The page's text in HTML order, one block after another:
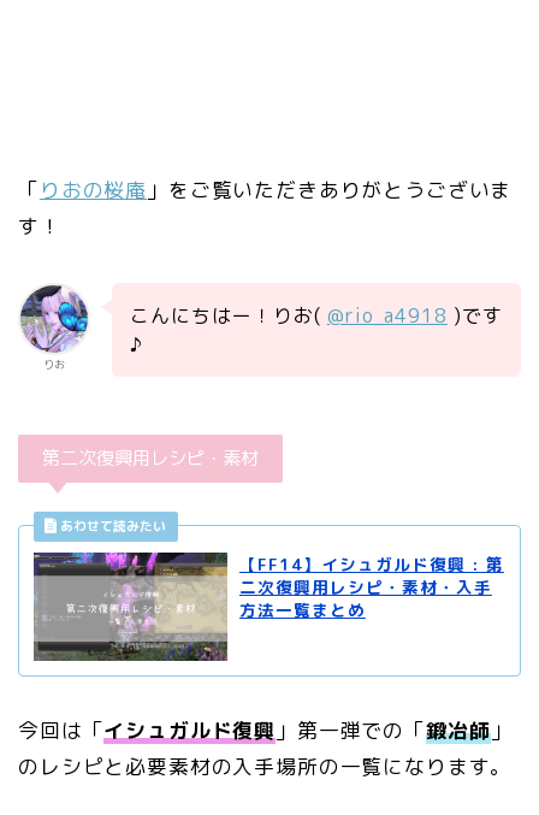
「 りおの桜庵 」をご覧いただきありがとうございま
す！
りお
こんにちはー！りお( @rio_a4918 )です
♪
第二次復興用レシピ・素材
【FF14】イシュガルド復興 : 第
二次復興用レシピ・素材・入手
方法一覧まとめ
今回は「イシュガルド復興 」第一弾での「鍛冶師」
のレシピと必要素材の入手場所の一覧になります。